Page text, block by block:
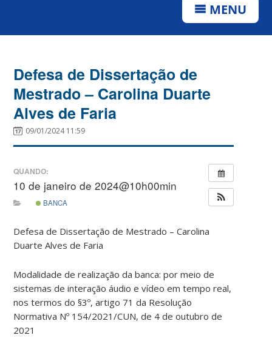
MENU
Defesa de Dissertação de
Mestrado – Carolina Duarte
Alves de Faria
09/01/2024 11:59
QUANDO:
10 de janeiro de 2024@10h00min
BANCA
Defesa de Dissertação de Mestrado – Carolina
Duarte Alves de Faria
Modalidade de realização da banca: por meio de
sistemas de interação áudio e vídeo em tempo real,
nos termos do §3º, artigo 71 da Resolução
Normativa Nº 154/2021/CUN, de 4 de outubro de
2021